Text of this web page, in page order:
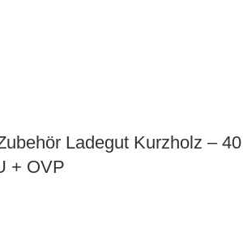
Ladegut Kurzholz – 40
+ OVP